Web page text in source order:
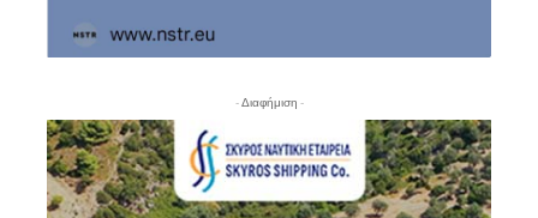
- Διαφήμιση -